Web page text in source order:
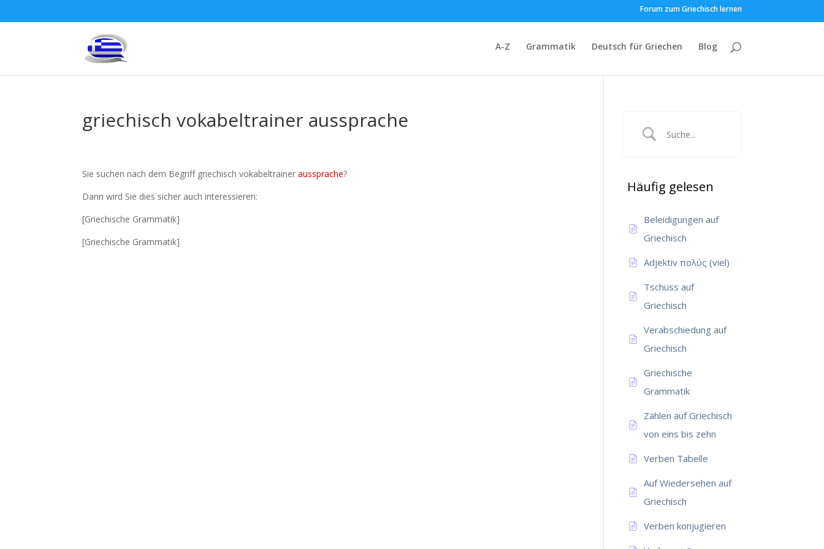
Forum zum Griechisch lernen
A-Z Grammatik Deutsch für Griechen Blog
griechisch vokabeltrainer aussprache
Sie suchen nach dem Begriff griechisch vokabeltraineraussprache?
Dann wird Sie dies sicher auch interessieren:
[Griechische Grammatik]
[Griechische Grammatik]
Häufig gelesen
Beleidigungen auf
Griechisch
Adjektiv πολύς (viel)
Tschüss auf
Griechisch
Verabschiedung auf
Griechisch
Griechische
Grammatik
Zählen auf Griechisch
von eins bis zehn
Verben Tabelle
Auf Wiedersehen auf
Griechisch
Verben konjugieren